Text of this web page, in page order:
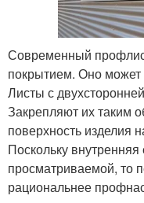
Современный
покрытием. Оно может
Листы с
Закрепляют их таким
поверхность изделия
Поскольку
просматриваемой, то
рациональнее